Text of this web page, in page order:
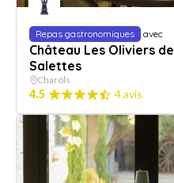
Repas gastronomiques avec
Château Les Oliviers de
Salettes
Charols
4.5 4 avis